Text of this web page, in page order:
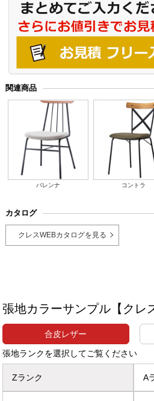
関連商品
バレンナ コントラ
カタログ
クレスWEBカタログを見る